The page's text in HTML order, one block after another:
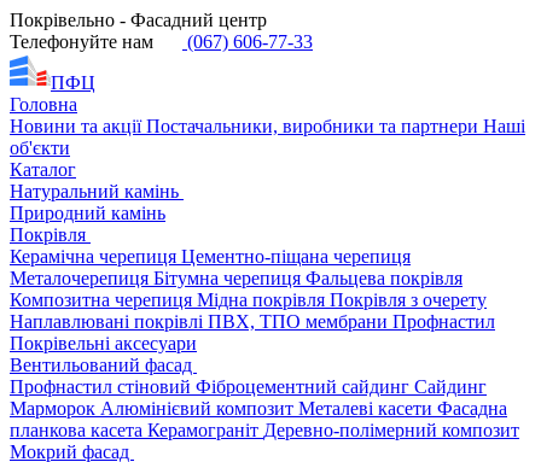
Покрівельно - Фасадний центр
Телефонуйте нам
(067) 606-77-33
ПФЦ
Головна
Новини та акціїПостачальники, виробники та партнери Наші
об'єкти
Каталог
Натуральний камінь
Природний камінь
Покрівля
Керамічна черепиця Цементно-піщана черепиця
Металочерепиця Бітумна черепиця Фальцева покрівля
Композитна черепиця Мідна покрівля Покрівля з очерету
Наплавлювані покрівлі ПВХ, ТПО мембрани Профнастил
Покрівельні аксесуари
Вентильований фасад
Профнастил стіновий Фіброцементний сайдинг Сайдинг
Марморок Алюмінієвий композит Металеві касети Фасадна
планкова касета Керамограніт Деревно-полімерний композит
Мокрий фасад